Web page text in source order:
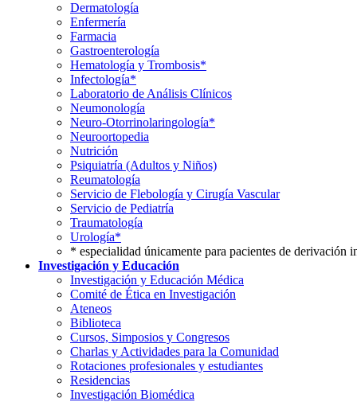
Dermatología
Enfermería
Farmacia
Gastroenterología
Hematología y Trombosis*
Infectología*
Laboratorio de Análisis Clínicos
Neumonología
Neuro-Otorrinolaringología*
Neuroortopedia
Nutrición
Psiquiatría (Adultos y Niños)
Reumatología
Servicio de Flebología y Cirugía Vascular
Servicio de Pediatría
Traumatología
Urología*
* especialidad únicamente para pacientes de derivación
Investigación y Educación
Investigación y Educación Médica
Comité de Ética en Investigación
Ateneos
Biblioteca
Cursos, Simposios y Congresos
Charlas y Actividades para la Comunidad
Rotaciones profesionales y estudiantes
Residencias
Investigación Biomédica